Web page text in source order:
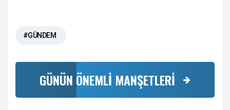
#GÜNDEM
GÜNÜN ÖNEMLİ MANŞETLERİ